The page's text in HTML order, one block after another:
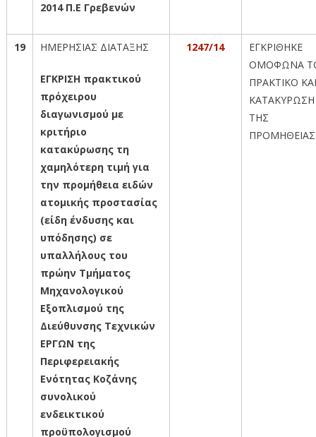
2014 Π.Ε Γρεβενών
19 ΗΜΕΡΗΣΙΑΣ ΔΙΑΤΑΞΗΣ
ΕΓΚΡΙΣΗ πρακτικού
πρόχειρου
διαγωνισμού με
κριτήριο
κατακύρωσης τη
χαμηλότερη τιμή για
την προμήθεια ειδών
ατομικής προστασίας
(είδη ένδυσης και
υπόδησης) σε
υπαλλήλους του
πρώην Τμήματος
Μηχανολογικού
Εξοπλισμού της
Διεύθυνσης Τεχνικών
ΕΡΓΩΝ της
Περιφερειακής
Ενότητας Κοζάνης
συνολικού
ενδεικτικού
προϋπολογισμού
1247/14
ΕΓΚΡΙΘΗΚΕ
ΟΜΟΦΩΝΑ
ΠΡΑΚΤΙΚΟ
ΚΑΤΑΚΥΡΩΣΗ
ΤΗΣ
ΠΡΟΜΗΘΕΙΑΣ